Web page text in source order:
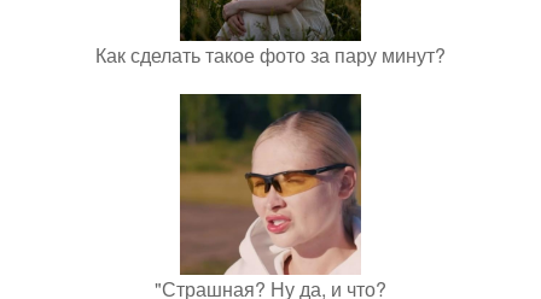
Как сделать такое фото за пару минут?
"Страшная? Ну да, и что?